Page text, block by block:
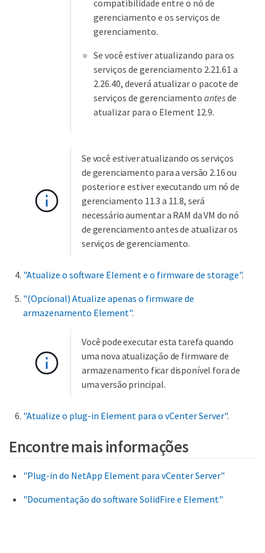
compatibilidade entre o nó de
gerenciamento e os serviços de
gerenciamento.
Se você estiver atualizando para os
serviços de gerenciamento 2.21.61 a
2.26.40, deverá atualizar o pacote de
serviços de gerenciamento antesde
atualizar para o Element 12.9.
Se você estiver atualizando os serviços
de gerenciamento para a versão 2.16 ou
posterior e estiver executando um nó de
gerenciamento 11.3 a 11.8, será
necessário aumentar a RAM da VM do nó
de gerenciamento antes de atualizar os
serviços de gerenciamento.
"Atualize o software Element e o firmware de storage".
"(Opcional) Atualize apenas o firmware de
armazenamento Element".
Você pode executar esta tarefa quando
uma nova atualização de firmware de
armazenamento ficar disponível fora de
uma versão principal.
"Atualize o plug-in Element para o vCenter Server".
Encontre mais informações
"Plug-in do NetApp Element para vCenter Server"
"Documentação do software SolidFire e Element"